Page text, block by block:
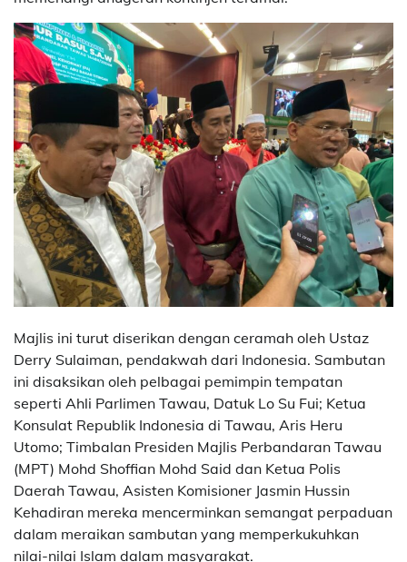
Majlis ini turut diserikan dengan ceramah oleh Ustaz
Derry Sulaiman, pendakwah dari Indonesia. Sambutan
ini disaksikan oleh pelbagai pemimpin tempatan
seperti Ahli Parlimen Tawau, Datuk Lo Su Fui; Ketua
Konsulat Republik Indonesia di Tawau, Aris Heru
Utomo; Timbalan Presiden Majlis Perbandaran Tawau
(MPT) Mohd Shoffian Mohd Said dan Ketua Polis
Daerah Tawau, Asisten Komisioner Jasmin Hussin
Kehadiran mereka mencerminkan semangat perpaduan
dalam meraikan sambutan yang memperkukuhkan
nilai-nilai Islam dalam masyarakat.